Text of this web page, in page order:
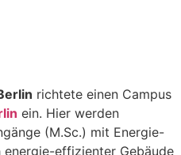
richtete einen Campus
ein. Hier werden
(M.Sc.) mit Energie-
effizienter Gebäude